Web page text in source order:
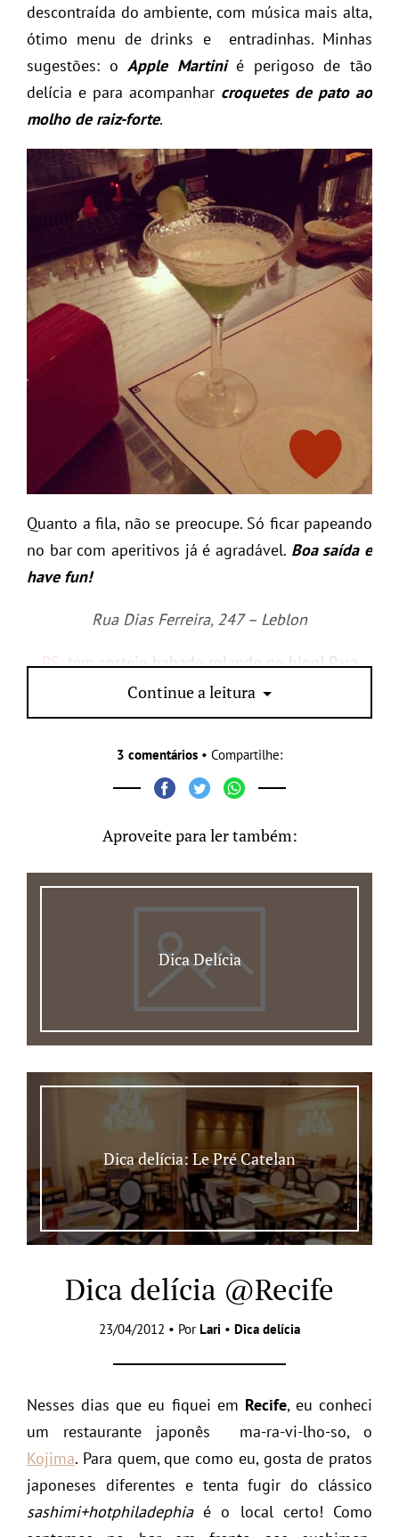
descontraída do ambiente, com música mais alta,
ótimo menu de drinks e entradinhas. Minhas
sugestões: oApple Martinié perigoso de tão
delícia e para acompanhar croquetes de pato ao
molho de raiz-forte.
Quanto a fila, não se preocupe. Só ficar papeando
no bar com aperitivos já é agradável. Boa saída e
have fun!
Rua Dias Ferreira, 247 – Leblon
PS:tem sorteio babado rolando no blog! Para
participar cliqueAQUI
Continue a leitura
3 comentários • Compartilhe:
Aproveite para ler também:
Dica Delícia
Dica delícia: Le Pré Catelan
Dica delícia @Recife
23/04/2012 • Por Lari • Dica delícia
Nesses dias que eu fiquei em Recife, eu conheci
um restaurante japonês ma-ra-vi-lho-so, o
Kojima. Para quem, que como eu, gosta de pratos
japoneses diferentes e tenta fugir do clássico
sashimi+hotphiladephiaé o local certo! Como